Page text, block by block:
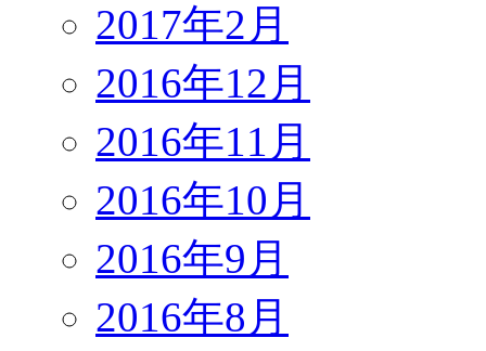
2017年2月
2016年12月
2016年11月
2016年10月
2016年9月
2016年8月